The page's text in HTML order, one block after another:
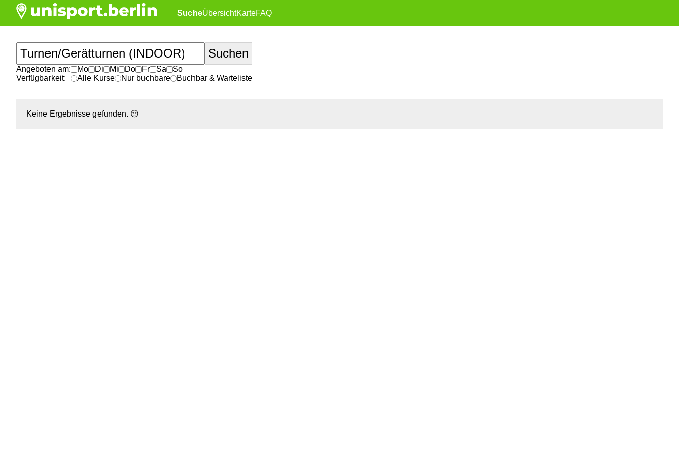
SucheÜbersichtKarteFAQ
Angeboten am: Mo Di Mi Do Fr Sa
So
Verfügbarkeit:
Alle Kurse Nur buchbare Buchbar & Warteliste
Keine Ergebnisse gefunden. 😔